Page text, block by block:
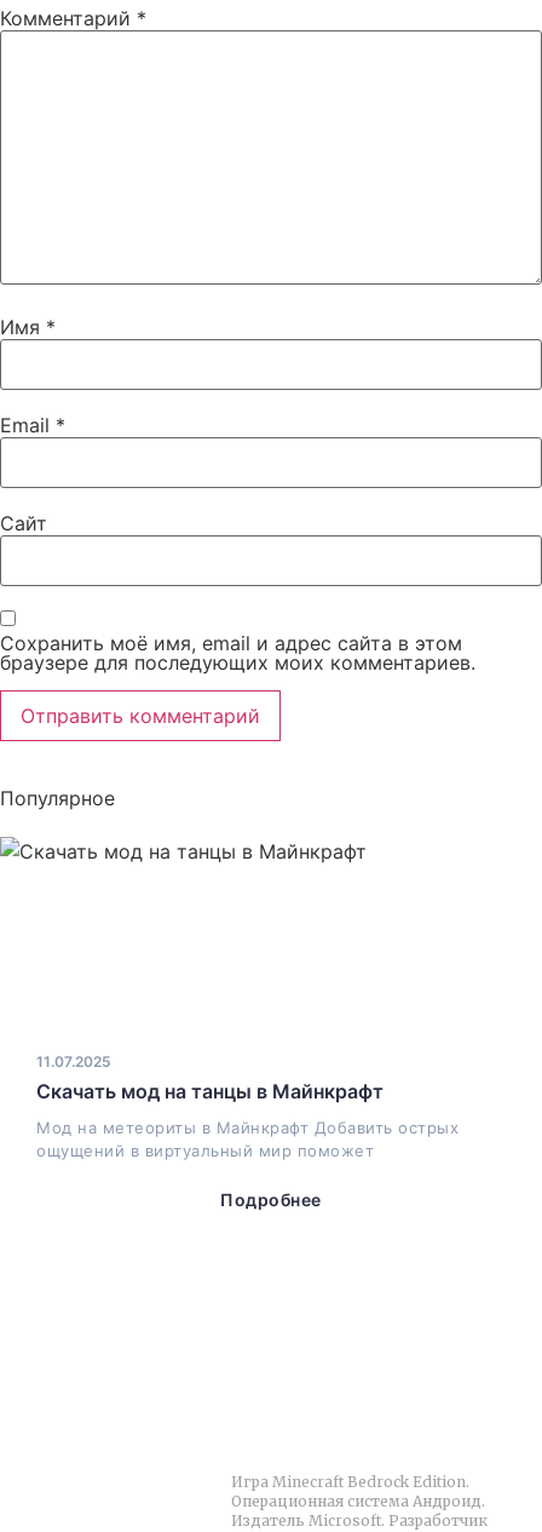
Комментарий *
Имя *
Email *
Сайт
Сохранить моё имя, email и адрес сайта в этом
браузере для последующих моих комментариев.
Популярное
Скачать мод на танцы в Майнкрафт
Мод на метеориты в Майнкрафт Добавить острых
ощущений в виртуальный мир поможет
Подробнее
11.07.2025
Игра Minecraft Bedrock Edition.
Операционная система Андроид.
Издатель Microsoft. Разработчик